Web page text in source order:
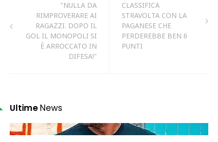
"NULLA DA
RIMPROVERARE AI
RAGAZZI. DOPO IL
GOL IL MONOPOLI SI
È ARROCCATO IN
DIFESA!"
CLASSIFICA
STRAVOLTA CON LA
PAGANESE CHE
PERDEREBBE BEN 6
PUNTI
Ultime News